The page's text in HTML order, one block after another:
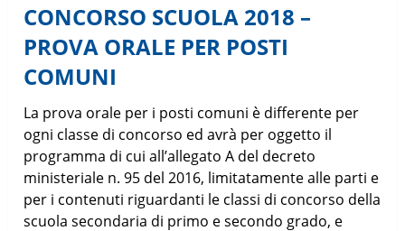
CONCORSO SCUOLA 2018 –
PROVA ORALE PER POSTI
COMUNI
La prova orale per i posti comuni è differente per
ogni classe di concorso ed avrà per oggetto il
programma di cui all’allegato A del decreto
ministeriale n. 95 del 2016, limitatamente alle parti e
per i contenuti riguardanti le classi di concorso della
scuola secondaria di primo e secondo grado, e